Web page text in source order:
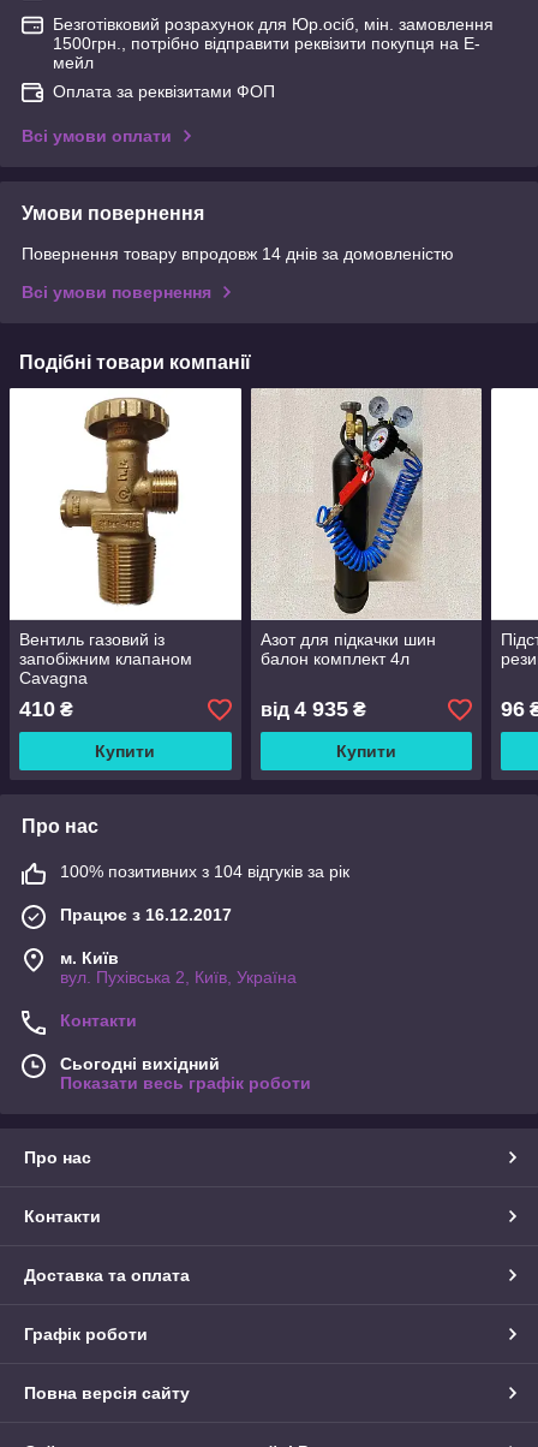
Безготівковий розрахунок для Юр.осіб, мін. замовлення
1500грн., потрібно відправити реквізити покупця на Е-
мейл
Оплата за реквізитами ФОП
Всі умови оплати
Умови повернення
Повернення товару впродовж 14 днів за домовленістю
Всі умови повернення
Подібні товари компанії
Вентиль газовий із
запобіжним клапаном
Cavagna
410 ₴
Купити
Азот для підкачки шин
балон комплект 4л
від 4 935₴
Купити
96
Про нас
100% позитивних з 104 відгуків за рік
Працює з 16.12.2017
м. Київ
вул. Пухівська 2, Київ, Україна
Контакти
Сьогодні вихідний
Показати весь графік роботи
Про нас
Контакти
Доставка та оплата
Графік роботи
Повна версія сайту